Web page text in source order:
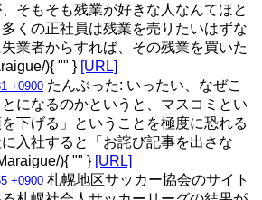
そもそも残業が好きな人なんてほと
くの正社員は残業を売りたいはずな
業者からすれば、その残業を買いた
){ "" } [URL]
+0900 たんぶった: いったい、なぜこ
になるのかというと、マスコミとい
下げる」ということを極度に恐れる
入社すると「お詫び記事を出さな
){ "" } [URL]
+0900 札幌地区サッカー協会のサイト